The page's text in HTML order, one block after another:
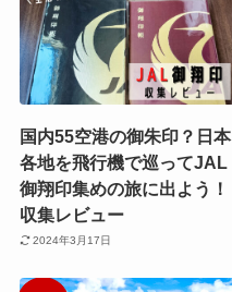
国内55空港の御朱印？日本
各地を飛行機で巡ってJAL
御翔印集めの旅に出よう！
収集レビュー
2024年3月17日